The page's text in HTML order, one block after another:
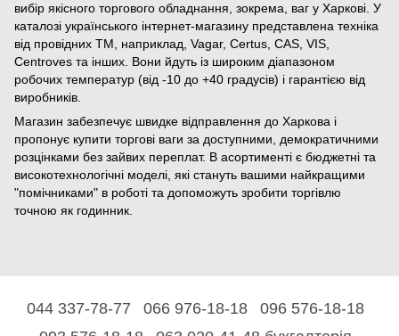
вибір якісного торгового обладнання, зокрема, ваг у Харкові. У
каталозі українського інтернет-магазину представлена техніка
від провідних ТМ, наприклад, Vagar, Certus, CAS, VIS,
Centroves та інших. Вони йдуть із широким діапазоном
робочих температур (від -10 до +40 градусів) і гарантією від
виробників.
Магазин забезпечує швидке відправлення до Харкова і
пропонує купити торгові ваги за доступними, демократичними
розцінками без зайвих переплат. В асортименті є бюджетні та
високотехнологічні моделі, які стануть вашими найкращими
"помічниками" в роботі та допоможуть зробити торгівлю
точною як годинник.
044 337-78-77 066 976-18-18
096 576-18-18